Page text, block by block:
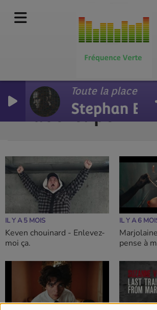
Toute la place
Stephan
Vidéo-clips
IL Y A 5 MOIS
Keven chouinard - Enlevez-
moi ça.
IL Y A 6
pense à